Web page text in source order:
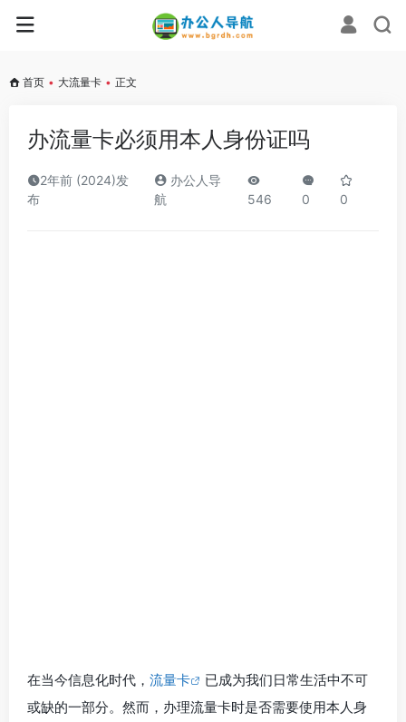
首页 • 大流量卡 • 正文
办流量卡必须用本人身份证吗
2年前 (2024)发
布
办公人导
航
546 0 0
在当今信息化时代， 流量卡
已成为我们日常生活中不可
或缺的一部分。然而，办理流量卡时是否需要使用本人身